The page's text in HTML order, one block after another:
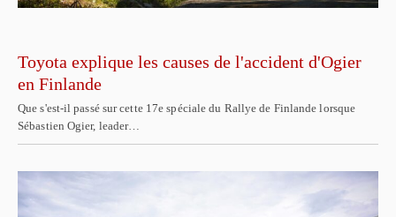
Toyota explique les causes de l'accident d'Ogier
en Finlande
Que s'est-il passé sur cette 17e spéciale du Rallye de Finlande lorsque
Sébastien Ogier, leader…